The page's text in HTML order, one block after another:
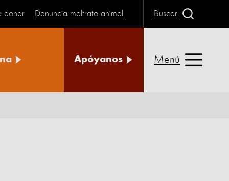
donar Denuncia maltrato animal Buscar
Apóyanos Menú